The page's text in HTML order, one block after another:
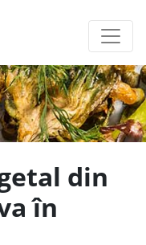
din
în